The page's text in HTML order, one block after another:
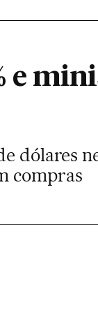
e
dólares
compras